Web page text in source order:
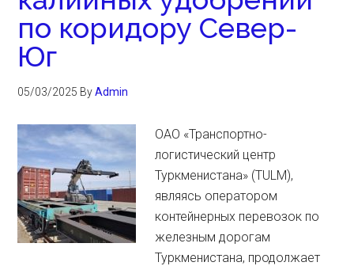
по коридору Север-
Юг
05/03/2025 ByAdmin
ОАО «Транспортно-
логистический центр
Туркменистана» (TULM),
являясь оператором
контейнерных перевозок по
железным дорогам
Туркменистана, продолжает